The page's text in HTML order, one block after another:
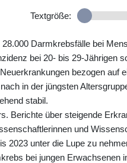
Textgröße:
Darmkrebsfälle bei
bei 20- bis 29-Jährigen
bezogen auf
in der jüngsten
stabil.
Berichte über steigende
und
2023 unter die Lupe zu
bei jungen Erwachsenen